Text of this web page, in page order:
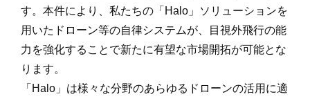
す。本件により、私たちの「Halo」ソリューションを
用いたドローン等の自律システムが、目視外飛行の能
力を強化することで新たに有望な市場開拓が可能とな
ります。
「Halo」は様々な分野のあらゆるドローンの活用に適